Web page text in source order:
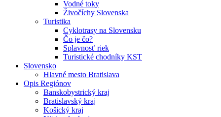
Vodné toky
Živočíchy Slovenska
Turistika
Cyklotrasy na Slovensku
Čo je čo?
Splavnosť riek
Turistické chodníky KST
Slovensko
Hlavné mesto Bratislava
Opis Regiónov
Banskobystrický kraj
Bratislavský kraj
Košický kraj